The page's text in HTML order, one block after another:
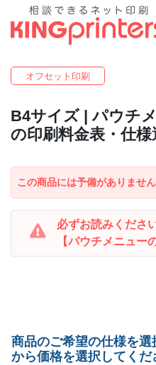
オフセット印刷
B4サイズ | パウチ
の印刷料金表・仕様
この商品には予備がありません
必ずお読みくださ
【パウチメニュー
商品のご希望の仕様を選
から価格を選択してくだ